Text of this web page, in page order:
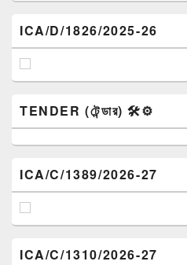
ICA/D/1826/2025-26
TENDER (টেন্ডার) 🛠️⚙️
ICA/C/1389/2026-27
ICA/C/1310/2026-27